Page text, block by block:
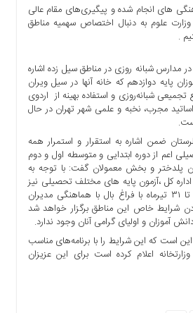
های انجام شده و پیگیری‌های مقام عالی
علوم به دنبال اختصاص سهمیه مناطق
مدارس شبانه روزی در مناطق سیل زده اشاره
پایه دوازدهم که خانه آنها در سیل ویران
شبانه‌روزی و استفاده بهینه از اردوی
مجرب، نخبه و علمی شهر تهران در حال
ضمن اشاره به استقرار و استمرار همه
اعم از دوره ابتدایی و متوسطه اول و دوم
پلدختر و بخش معمولان گفت: با توجه به
اداره کل ،آزمون پایه های مختلف تحصیلی نیز
در فرجه زمانی یکم خرداد تا ۳۱ تیرماه با فراغ بال با هماهنگی مدیران
شرایط خاص این مناطق برگزار خواهد شد
آموزان و اولیای گرامی آنان وجود ندارد.
است که این شرایط را با برنامه‌های مناسب
اعلام کرده است برای این عزیزان